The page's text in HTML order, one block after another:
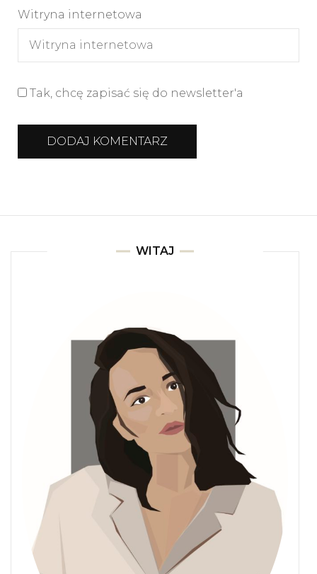
Witryna internetowa
Tak, chcę zapisać się do newsletter'a
WITAJ